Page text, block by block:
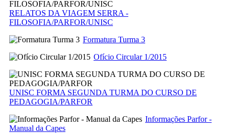
RELATOS DA VIAGEM SERRA -
FILOSOFIA/PARFOR/UNISC
Formatura Turma 3
Ofício Circular 1/2015
UNISC FORMA SEGUNDA TURMA DO CURSO DE
PEDAGOGIA/PARFOR
Informações Parfor -
Manual da Capes